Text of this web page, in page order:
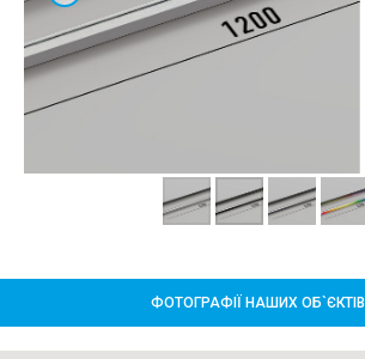
ФОТОГРАФІЇ НАШИХ ОБ`ЄКТІВ